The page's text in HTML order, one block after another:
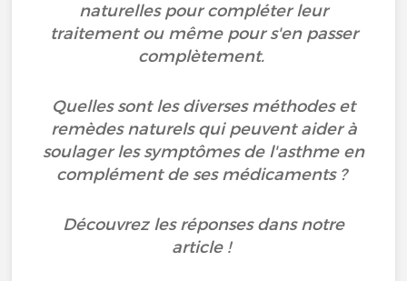
naturelles pour compléter leur
traitement ou même pour s'en passer
complètement.
Quelles sont les diverses méthodes et
remèdes naturels qui peuvent aider à
soulager les symptômes de l'asthme en
complément de ses médicaments ?
Découvrez les réponses dans notre
article !